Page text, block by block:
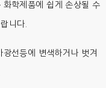
학제품에 쉽게 손상될 수
니다.
선등에 변색하거나 벗겨